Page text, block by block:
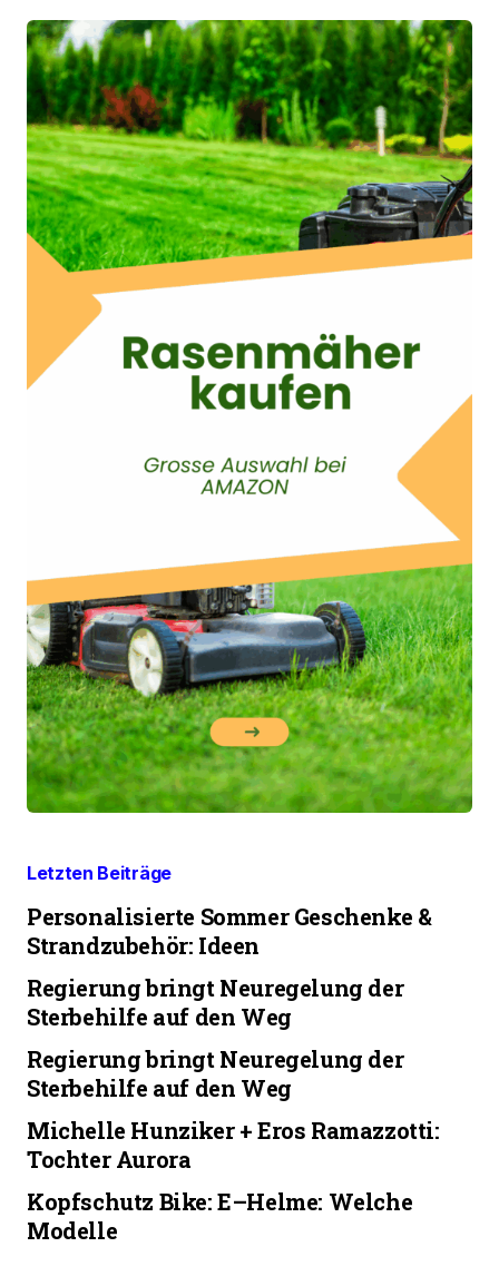
Letzten Beiträge
Personalisierte Sommer Geschenke &
Strandzubehör: Ideen
Regierung bringt Neuregelung der
Sterbehilfe auf den Weg
Regierung bringt Neuregelung der
Sterbehilfe auf den Weg
Michelle Hunziker + Eros Ramazzotti:
Tochter Aurora
Kopfschutz Bike: E–Helme: Welche
Modelle